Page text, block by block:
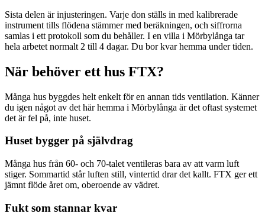
Sista delen är injusteringen. Varje don ställs in med kalibrerade
instrument tills flödena stämmer med beräkningen, och siffrorna
samlas i ett protokoll som du behåller. I en villa i Mörbylånga tar
hela arbetet normalt 2 till 4 dagar. Du bor kvar hemma under tiden.
När behöver ett hus FTX?
Många hus byggdes helt enkelt för en annan tids ventilation. Känner
du igen något av det här hemma i Mörbylånga är det oftast systemet
det är fel på, inte huset.
Huset bygger på självdrag
Många hus från 60- och 70-talet ventileras bara av att varm luft
stiger. Sommartid står luften still, vintertid drar det kallt. FTX ger ett
jämnt flöde året om, oberoende av vädret.
Fukt som stannar kvar